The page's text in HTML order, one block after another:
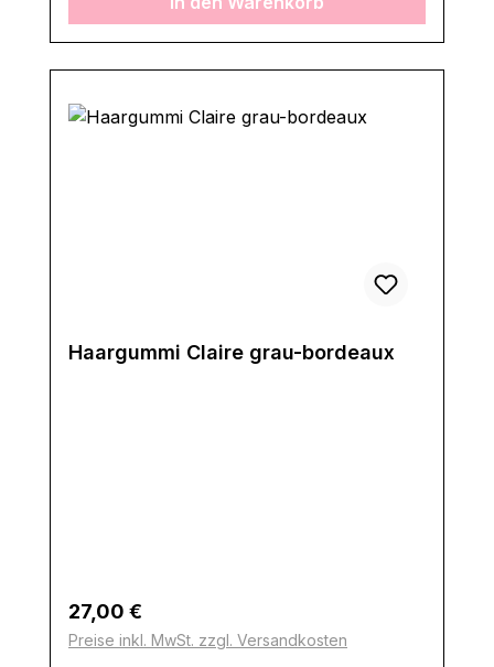
Haargummi Claire grau-bordeaux
Regulärer Preis:
27,00 €
Preise inkl. MwSt. zzgl. Versandkosten